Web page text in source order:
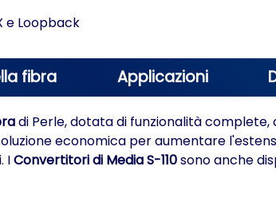
e Loopback
fibra Applicazioni
di Perle, dotata di funzionalità
economica per aumentare
IConvertitori di Media S-110sono anche